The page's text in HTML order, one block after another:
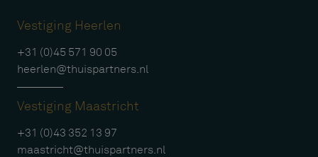
Vestiging Heerlen
+31 (0)45 571 90 05
heerlen@thuispartners.nl
Vestiging Maastricht
+31 (0)43 352 13 97
maastricht@thuispartners.nl